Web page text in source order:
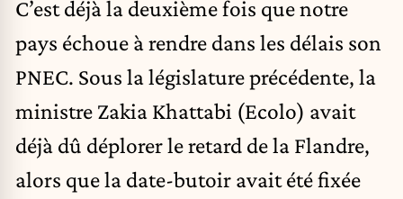
C’est déjà la deuxième fois que notre
pays échoue à rendre dans les délais son
PNEC. Sous la législature précédente, la
ministre Zakia Khattabi (Ecolo) avait
déjà dû déplorer le retard de la Flandre,
alors que la date-butoir avait été fixée